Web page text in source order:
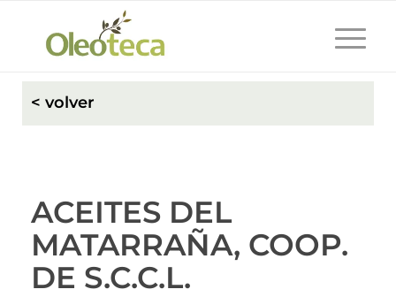
< volver
ACEITES DEL
MATARRAÑA, COOP.
DE S.C.C.L.